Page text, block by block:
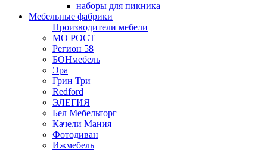
наборы для пикника
Мебельные фабрики
Производители мебели
МО РОСТ
Регион 58
БОНмебель
Эра
Грин Три
Redford
ЭЛЕГИЯ
Бел Мебельторг
Качели Мания
Фотодиван
Ижмебель